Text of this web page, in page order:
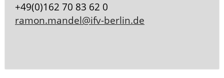
+49(0)162 70 83 62 0
ramon.mandel@ifv-berlin.de